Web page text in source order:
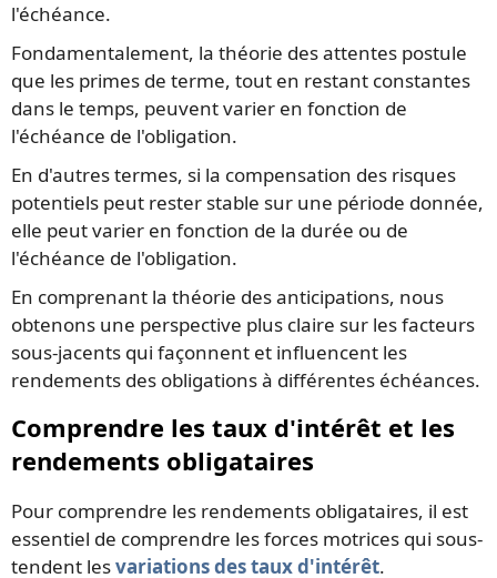
l'échéance.
Fondamentalement, la théorie des attentes postule
que les primes de terme, tout en restant constantes
dans le temps, peuvent varier en fonction de
l'échéance de l'obligation.
En d'autres termes, si la compensation des risques
potentiels peut rester stable sur une période donnée,
elle peut varier en fonction de la durée ou de
l'échéance de l'obligation.
En comprenant la théorie des anticipations, nous
obtenons une perspective plus claire sur les facteurs
sous-jacents qui façonnent et influencent les
rendements des obligations à différentes échéances.
Comprendre les taux d'intérêt et les
rendements obligataires
Pour comprendre les rendements obligataires, il est
essentiel de comprendre les forces motrices qui sous-
tendent lesvariations des taux d'intérêt.